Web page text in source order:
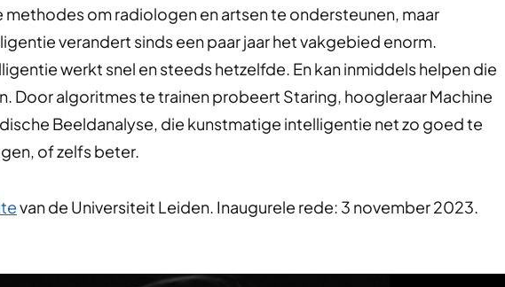
methodes om radiologen en artsen te ondersteunen, maar
verandert sinds een paar jaar het vakgebied enorm.
werkt snel en steeds hetzelfde. En kan inmiddels helpen die
Door algoritmes te trainen probeert Staring, hoogleraar Machine
Beeldanalyse, die kunstmatige intelligentie net zo goed te
of zelfs beter.
van de Universiteit Leiden. Inaugurele rede: 3 november 2023.